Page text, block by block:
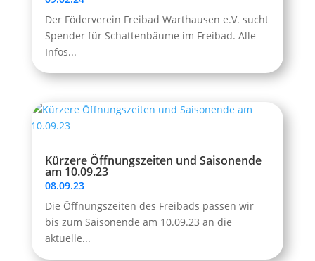
Der Föderverein Freibad Warthausen e.V. sucht
Spender für Schattenbäume im Freibad. Alle
Infos...
Kürzere Öffnungszeiten und Saisonende
am 10.09.23
08.09.23
Die Öffnungszeiten des Freibads passen wir
bis zum Saisonende am 10.09.23 an die
aktuelle...